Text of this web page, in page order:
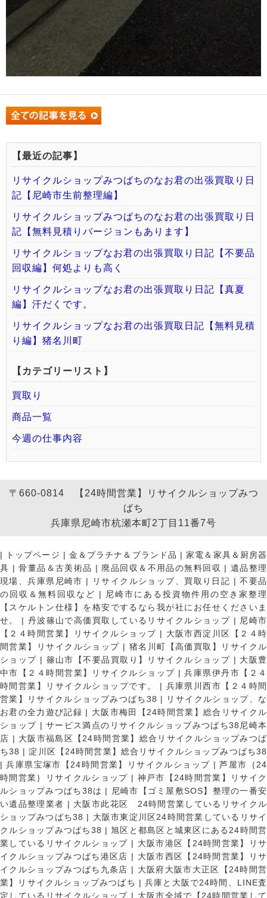
【最近の記事】
リサイクルショップみつばちのなお君の出張買取り日
記【尼崎市生前整理編】
リサイクルショップみつばちのなお君の出張買取り日
記【無料見積りバージョンもあります】
リサイクルショップなお君の出張買取り日記【不要品
回収編】何処よりも高く
リサイクルショップなお君の出張買取り日記【真夏
編】汗だくです。
リサイクルショップなお君の出張買取日記【無料見積
り編】猪名川町
【カテゴリーリスト】
買取り
商品一覧
今週の仕事内容
〒660-0814 【24時間営業】リサイクルショップみつ
ばち
兵庫県尼崎市杭瀬本町2丁目11番7号
| トップページ | 金＆プラチナ＆ブランド品 |家電＆家具＆厨房器
具 |骨董品＆古美術品 | 廃品回収＆不用品の無料回収 | 遺品整理
現場、兵庫県尼崎市 | リサイクルショップ、買取り日記 |不要品
の回収＆無料回収など | 尼崎市にある投資物件用の空き家整理
【スケルトン仕様】を格安でするなら我が社にお任せくださいま
せ。
| 丹波篠山で高価買取しているリサイクルショップ | 尼崎市
【２４時間営業】リサイクルショップ | 大阪市西淀川区【２４時
間営業】リサイクルショップ | 猪名川町【高価買取】リサイクル
ショップ | 篠山市【不要品買取り】リサイクルショップ | 大阪豊
中市【２４時間営業】リサイクルショップ |兵庫県伊丹市【２４
時間営業】リサイクルショップです。
| 兵庫県川西市【２４時間
営業】リサイクルショップみつばち38 |
リサイクルショップ、な
お君の全力遊び記録 | 大阪市梅田【24時間営業】総合リサイクル
ショップ |サービス満点のリサイクルショップみつばち38尼崎本
店 | 大阪市福島区【24時間営業】総合リサイクルショップみつば
ち38 |淀川区【24時間営業】総合リサイクルショップみつばち38
|兵庫県宝塚市【24時間営業】リサイクルショップ |芦屋市｛24
時間営業｝リサイクルショップ | 神戸市【24時間営業】リサイク
ルショップみつばち38は | 尼崎市【ゴミ屋敷SOS】整理の一番安
い遺品整理業者 | 大阪市此花区 24時間営業しているリサイクル
ショップみつばち38 | 大阪市東淀川区24時間営業しているリサイ
クルショップみつばち38 | 旭区と都島区と城東区にある24時間営
業しているリサイクルショップ | 大阪市港区【24時間営業】リサ
イクルショップみつばち港区店 | 大阪市西区【24時間営業】リサ
イクルショップみつばち九条店 | 大阪府大阪市大正区【24時間営
業】リサイクルショップみつばち |兵庫と大阪で24時間、LINE査
定しているリサイクルショップ | 大阪市全域で【24時間営業して